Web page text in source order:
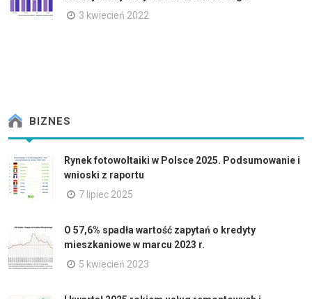
3 kwiecień 2022
BIZNES
Rynek fotowoltaiki w Polsce 2025. Podsumowanie i
wnioski z raportu
7 lipiec 2025
O 57,6% spadła wartość zapytań o kredyty
mieszkaniowe w marcu 2023 r.
5 kwiecień 2023